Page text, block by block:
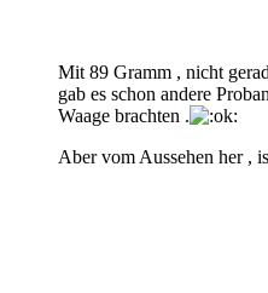
Mit 89 Gramm , nicht
gab es schon andere
Waage brachten .
Aber vom Aussehen her ,